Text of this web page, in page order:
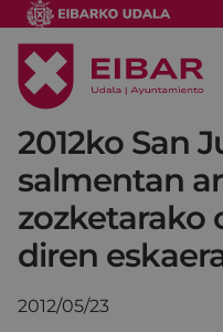
2012ko San
salmentan
zozketarako
diren
2012/05/23